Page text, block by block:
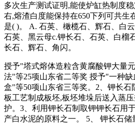
多次生产测试证明,能使炉缸热制度
右,熔渣白度能保持在650下列可共生
是( )。 A. 石英、橄榄石、辉石、白
石英、黑云母c.钾长石、石英、白榴
长石、辉石、角闪。
授予"塔式熔体造粒含黄腐酸钾大量
法"等25项山东省二等奖 授予"一种缺
盒"等50项山东省三等奖。2、钾长石
板工艺制成板坯,板坯堆垛后送入蒸
护。3、利用钾长石制取钾钾长石用
产白水泥的原料之一。 5、 钾长石